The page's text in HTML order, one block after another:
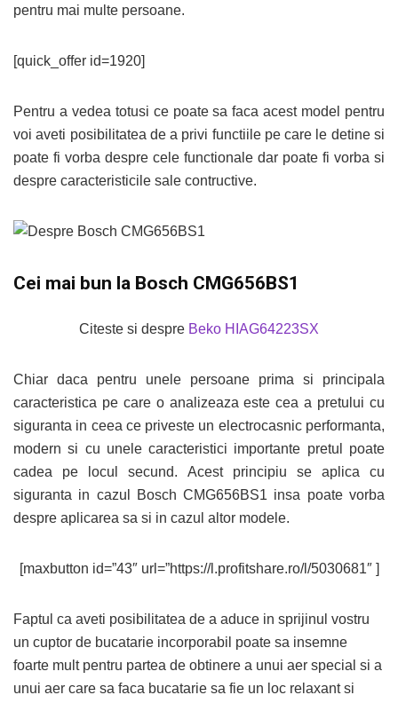
pentru mai multe persoane.
[quick_offer id=1920]
Pentru a vedea totusi ce poate sa faca acest model pentru
voi aveti posibilitatea de a privi functiile pe care le detine si
poate fi vorba despre cele functionale dar poate fi vorba si
despre caracteristicile sale contructive.
Cei mai bun la Bosch CMG656BS1
Citeste si despre Beko HIAG64223SX
Chiar daca pentru unele persoane prima si principala
caracteristica pe care o analizeaza este cea a pretului cu
siguranta in ceea ce priveste un electrocasnic performanta,
modern si cu unele caracteristici importante pretul poate
cadea pe locul secund. Acest principiu se aplica cu
siguranta in cazul Bosch CMG656BS1 insa poate vorba
despre aplicarea sa si in cazul altor modele.
[maxbutton id=”43″ url=”https://l.profitshare.ro/l/5030681″ ]
Faptul ca aveti posibilitatea de a aduce in sprijinul vostru
un cuptor de bucatarie incorporabil poate sa insemne
foarte mult pentru partea de obtinere a unui aer special si a
unui aer care sa faca bucatarie sa fie un loc relaxant si